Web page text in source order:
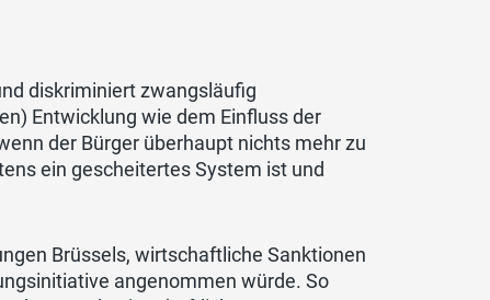
diskriminiert zwangsläufig
Entwicklung wie dem Einfluss der
der Bürger überhaupt nichts mehr zu
ein gescheitertes System ist und
Brüssels, wirtschaftliche Sanktionen
angenommen würde. So